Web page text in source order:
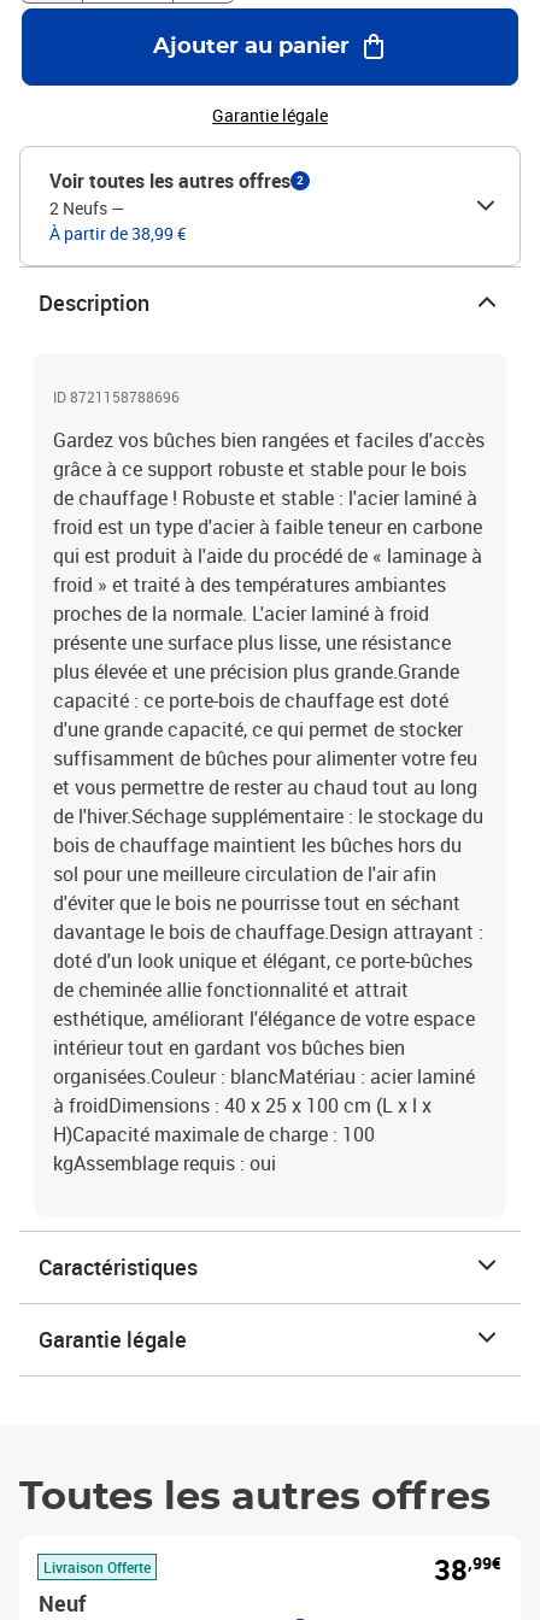
d'un look unique et élégant, ce porte-bûches de cheminée allie
fonctionnalité et attrait esthétique, améliorant l'élégance de votre
espace intérieur tout en gardant vos bûches bien
organisées.Couleur : blancMatériau : acier laminé à
froidDimensions : 40 x 25 x 100 cm (L x l x H)Capacité maximale
Ajouter au panier
Garantie légale
Voir toutes les autres offres 2
2 Neufs —
À partir de 38,99 €
Description
ID 8721158788696
Gardez vos bûches bien rangées et faciles d'accès
grâce à ce support robuste et stable pour le bois
de chauffage ! Robuste et stable : l'acier laminé à
froid est un type d'acier à faible teneur en carbone
qui est produit à l'aide du procédé de « laminage à
froid » et traité à des températures ambiantes
proches de la normale. L'acier laminé à froid
présente une surface plus lisse, une résistance
plus élevée et une précision plus grande.Grande
capacité : ce porte-bois de chauffage est doté
d'une grande capacité, ce qui permet de stocker
suffisamment de bûches pour alimenter votre feu
et vous permettre de rester au chaud tout au long
de l'hiver.Séchage supplémentaire : le stockage du
bois de chauffage maintient les bûches hors du
sol pour une meilleure circulation de l'air afin
d'éviter que le bois ne pourrisse tout en séchant
davantage le bois de chauffage.Design attrayant :
doté d'un look unique et élégant, ce porte-bûches
de cheminée allie fonctionnalité et attrait
esthétique, améliorant l'élégance de votre espace
intérieur tout en gardant vos bûches bien
organisées.Couleur : blancMatériau : acier laminé
à froidDimensions : 40 x 25 x 100 cm (L x l x
H)Capacité maximale de charge : 100
kgAssemblage requis : oui
Caractéristiques
Garantie légale
Toutes les autres offres
Livraison Offerte
Neuf
38,99€